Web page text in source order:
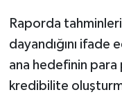
Raporda
dayandığını
ana hedefinin para
kredibilite